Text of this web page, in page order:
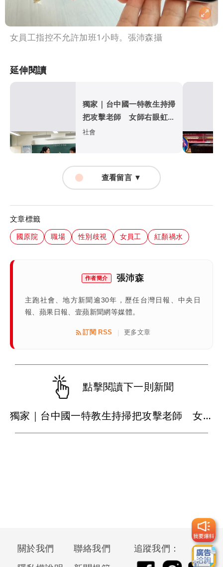
女員工指控不允許加班1小時。張沛森攝
延伸閱讀
獨家｜台中國一特教生持掃
把攻擊老師 女師右眼虹膜
斷裂恐失明
社會
查看留言 ▼
文章標籤
國原院 職場 性別歧視 女員工 紅顏禍水
作者簡介 張沛森
主跑社會、地方新聞逾30年，歷任台灣日報、中央日
報、蘋果日報、壹蘋新聞網等媒體。
訂閱 RSS 更多文章
點擊閱讀下一則新聞
獨家｜台中國一特教生持掃把攻擊老師 女師右眼虹膜斷裂恐失明
關於我們
聯絡我們
追蹤我們：